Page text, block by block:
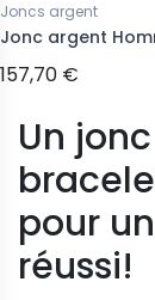
Joncs argent
Jonc argent
157,70 €
Un
pour
réussi!